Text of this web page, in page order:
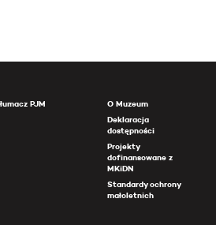
PJM
O Muzeum
Deklaracja
dostępności
Projekty
dofinansowane z
MKiDN
Standardy ochrony
małoletnich